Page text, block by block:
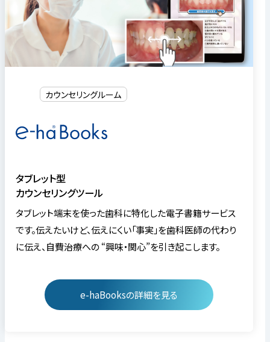
カウンセリングルーム
タブレット型
カウンセリングツール
タブレット端末を使った歯科に特化した電子書籍サービス
です。伝えたいけど、伝えにくい「事実」を歯科医師の代わり
に伝え、自費治療への “興味・関心”を引き起こします。
e-haBooksの詳細を見る